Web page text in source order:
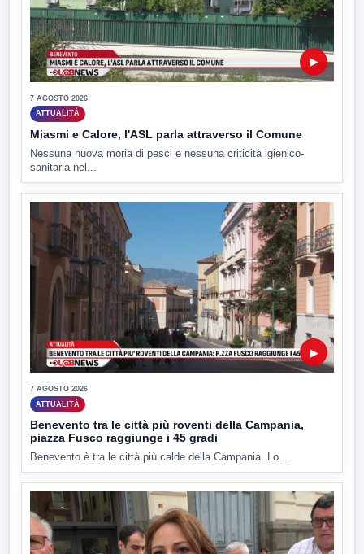
▶
7 AGOSTO 2026
ATTUALITÀ
Miasmi e Calore, l'ASL parla attraverso il Comune
Nessuna nuova moria di pesci e nessuna criticità igienico-
sanitaria nel...
▶
7 AGOSTO 2026
ATTUALITÀ
Benevento tra le città più roventi della Campania,
piazza Fusco raggiunge i 45 gradi
Benevento è tra le città più calde della Campania. Lo...